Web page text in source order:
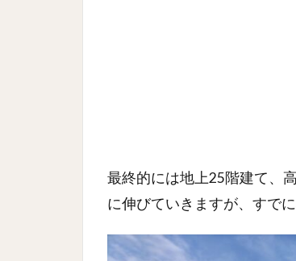
最終的には地上25階建て、
に伸びていきますが、すで